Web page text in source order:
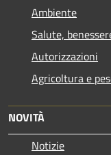
Ambiente
Salute,
Autorizzazioni
Agricoltura e
NOVITÀ
Notizie